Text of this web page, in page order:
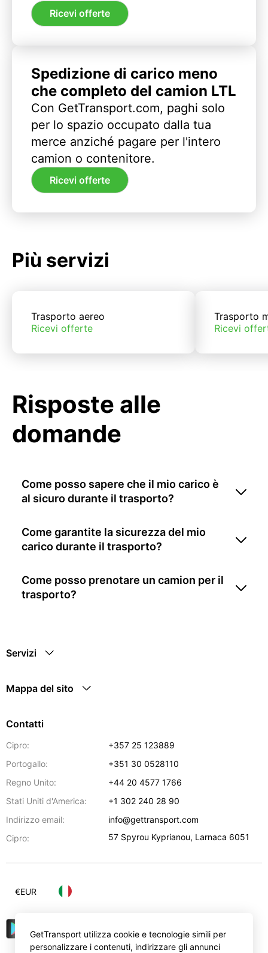
Ricevi offerte
Spedizione di carico meno
che completo del camion LTL
Con GetTransport.com, paghi solo
per lo spazio occupato dalla tua
merce anziché pagare per l'intero
camion o contenitore.
Ricevi offerte
Più servizi
Trasporto aereo
Ricevi offerte
Trasporto
Ricevi
Risposte alle
domande
Come posso sapere che il mio carico è
al sicuro durante il trasporto?
Come garantite la sicurezza del mio
carico durante il trasporto?
Come posso prenotare un camion per il
trasporto?
Servizi
Mappa del sito
Contatti
Cipro:
+357 25 123889
Portogallo:
+351 30 0528110
Regno Unito:
+44 20 4577 1766
Stati Uniti d'America:
+1 302 240 28 90
Indirizzo email:
info@gettransport.com
Cipro:
57 Spyrou Kyprianou, Larnaca 6051
€EUR
GetTransport utilizza cookie e tecnologie simili per
personalizzare i contenuti, indirizzare gli annunci